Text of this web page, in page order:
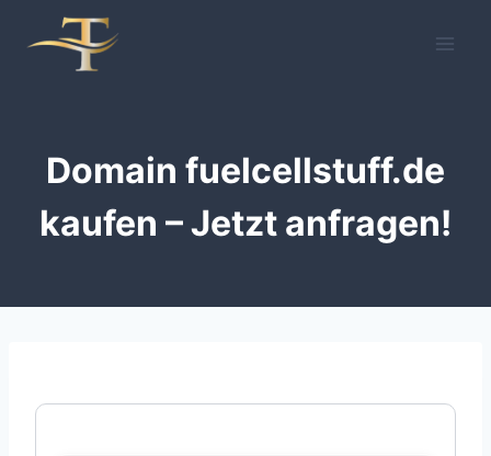
Inhalt
Domain fuelcellstuff.de
kaufen – Jetzt anfragen!